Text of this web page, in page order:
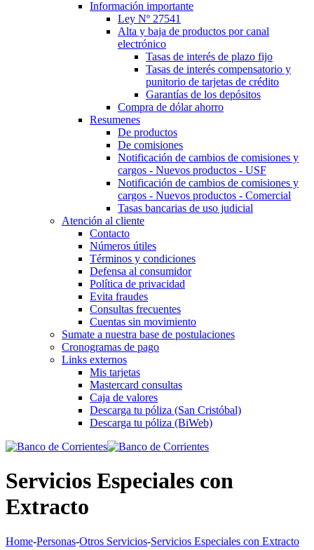
Información importante
Ley Nº 27541
Alta y baja de productos por canal
electrónico
Tasas de interés de plazo fijo
Tasas de interés compensatorio y
punitorio de tarjetas de crédito
Garantías de los depósitos
Compra de dólar ahorro
Resumenes
De productos
De comisiones
Notificación de cambios de comisiones y
cargos - Nuevos productos - USF
Notificación de cambios de comisiones y
cargos - Nuevos productos - Comercial
Tasas bancarias de uso judicial
Atención al cliente
Contacto
Números útiles
Términos y condiciones
Defensa al consumidor
Política de privacidad
Evita fraudes
Consultas frecuentes
Cuentas sin movimiento
Sumate a nuestra base de postulaciones
Cronogramas de pago
Links externos
Mis tarjetas
Mastercard consultas
Caja de valores
Descarga tu póliza (San Cristóbal)
Descarga tu póliza (BiWeb)
Servicios Especiales con
Extracto
Home-Personas-Otros Servicios-Servicios Especiales con Extracto